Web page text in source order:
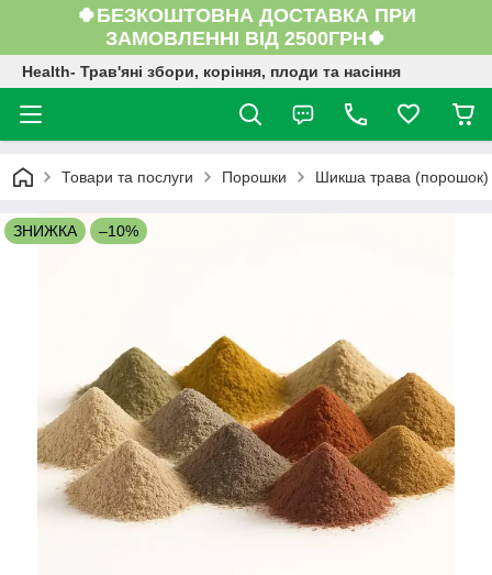
🍀БЕЗКОШТОВНА ДОСТАВКА ПРИ
ЗАМОВЛЕННІ ВІД 2500ГРН🍀
Health- Трав'яні збори, коріння, плоди та насіння
Товари та послуги Порошки Шикша трава (порошок)
ЗНИЖКА –10%